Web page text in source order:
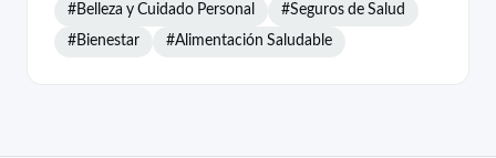
#Belleza y Cuidado Personal #Seguros de Salud
#Bienestar #Alimentación Saludable